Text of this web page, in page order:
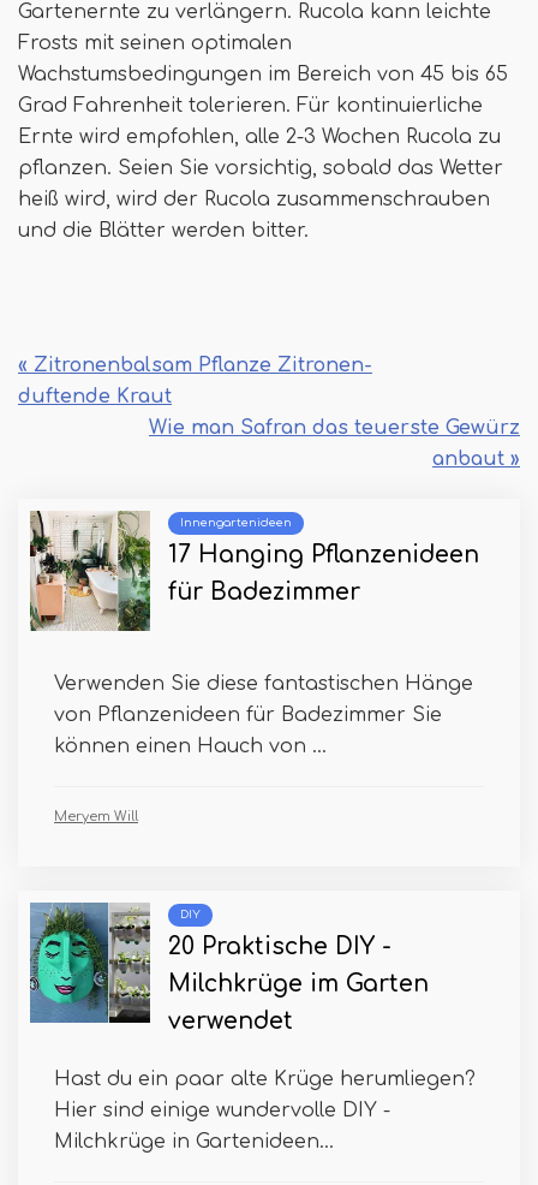
Gartenernte zu verlängern. Rucola kann leichte
Frosts mit seinen optimalen
Wachstumsbedingungen im Bereich von 45 bis 65
Grad Fahrenheit tolerieren. Für kontinuierliche
Ernte wird empfohlen, alle 2-3 Wochen Rucola zu
pflanzen. Seien Sie vorsichtig, sobald das Wetter
heiß wird, wird der Rucola zusammenschrauben
und die Blätter werden bitter.
« Zitronenbalsam Pflanze Zitronen-
duftende Kraut
Wie man Safran das teuerste Gewürz
anbaut »
Innengartenideen
17 Hanging Pflanzenideen
für Badezimmer
Verwenden Sie diese fantastischen Hänge
von Pflanzenideen für Badezimmer Sie
können einen Hauch von ...
Meryem Will
DIY
20 Praktische DIY -
Milchkrüge im Garten
verwendet
Hast du ein paar alte Krüge herumliegen?
Hier sind einige wundervolle DIY -
Milchkrüge in Gartenideen...